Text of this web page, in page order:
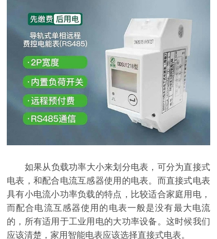
如果从负载功率大小来划分电表，可分为直接式
电表，和配合电流互感器使用的电表。而直接式电表
具有小电流小功率负载的特点，比较适合家庭用电，
而配合电流互感器使用的电表一般是没有最大电流
的，所有适用于工业用电的大功率设备。这时候我们
应该清楚，家用智能电表应该选择直接式电表。